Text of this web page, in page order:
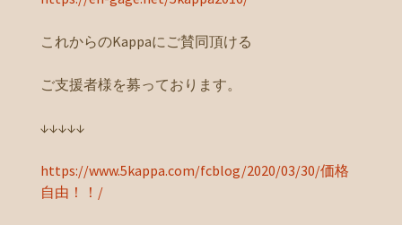
これからのKappaにご賛同頂ける
ご支援者様を募っております。
↓↓↓↓↓
https://www.5kappa.com/fcblog/2020/03/30/価格
自由！！/